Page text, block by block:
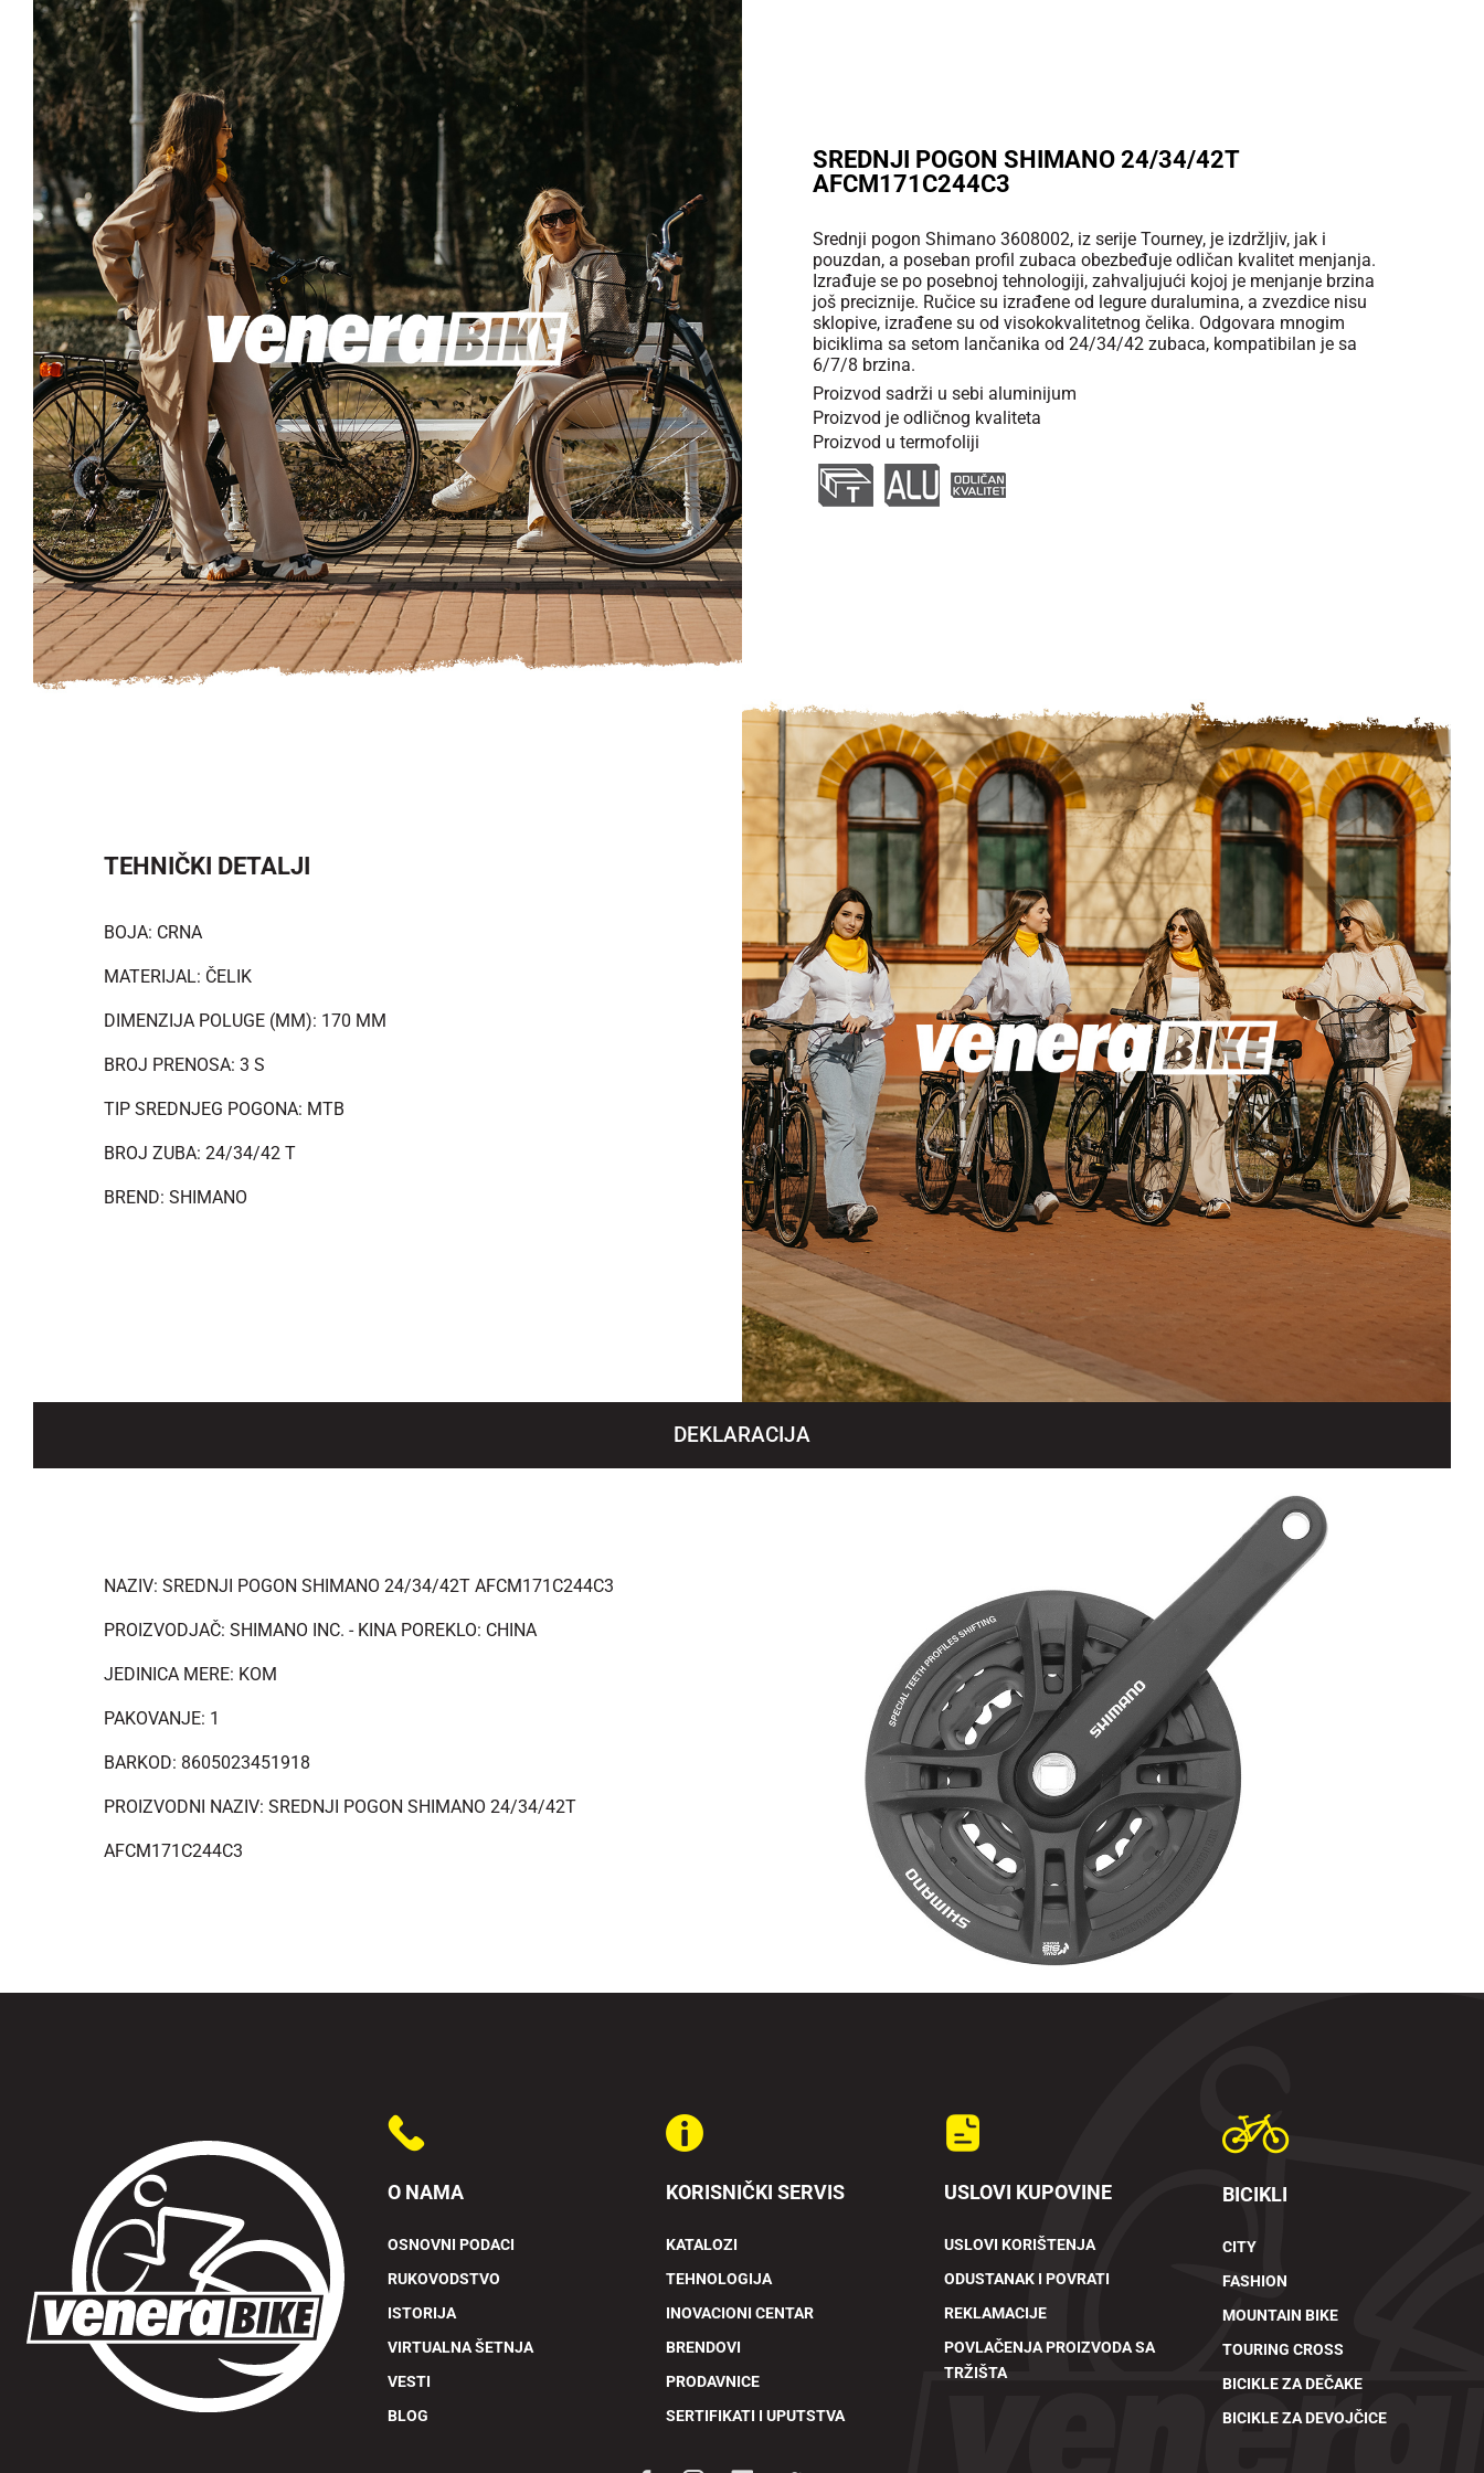
SREDNJI POGON SHIMANO 24/34/42T
AFCM171C244C3
Srednji pogon Shimano 3608002, iz serije Tourney, je izdržljiv, jak i
pouzdan, a poseban profil zubaca obezbeđuje odličan kvalitet menjanja.
Izrađuje se po posebnoj tehnologiji, zahvaljujući kojoj je menjanje brzina
još preciznije. Ručice su izrađene od legure duralumina, a zvezdice nisu
sklopive, izrađene su od visokokvalitetnog čelika. Odgovara mnogim
biciklima sa setom lančanika od 24/34/42 zubaca, kompatibilan je sa
6/7/8 brzina.
Proizvod sadrži u sebi aluminijum
Proizvod je odličnog kvaliteta
Proizvod u termofoliji
TEHNIČKI DETALJI
BOJA: CRNA
MATERIJAL: ČELIK
DIMENZIJA POLUGE (MM): 170 MM
BROJ PRENOSA: 3 S
TIP SREDNJEG POGONA: MTB
BROJ ZUBA: 24/34/42 T
BREND: SHIMANO
DEKLARACIJA
NAZIV: SREDNJI POGON SHIMANO 24/34/42T AFCM171C244C3
PROIZVODJAČ: SHIMANO INC. - KINA POREKLO: CHINA
JEDINICA MERE: KOM
PAKOVANJE: 1
BARKOD: 8605023451918
PROIZVODNI NAZIV: SREDNJI POGON SHIMANO 24/34/42T
AFCM171C244C3
O NAMA
OSNOVNI PODACI
RUKOVODSTVO
ISTORIJA
VIRTUALNA ŠETNJA
VESTI
BLOG
KORISNIČKI SERVIS
KATALOZI
TEHNOLOGIJA
INOVACIONI CENTAR
BRENDOVI
PRODAVNICE
SERTIFIKATI I UPUTSTVA
USLOVI KUPOVINE
USLOVI KORIŠTENJA
ODUSTANAK I POVRATI
REKLAMACIJE
POVLAČENJA PROIZVODA SA
TRŽIŠTA
BICIKLI
CITY
FASHION
MOUNTAIN BIKE
TOURING CROSS
BICIKLE ZA DEČAKE
BICIKLE ZA DEVOJČICE